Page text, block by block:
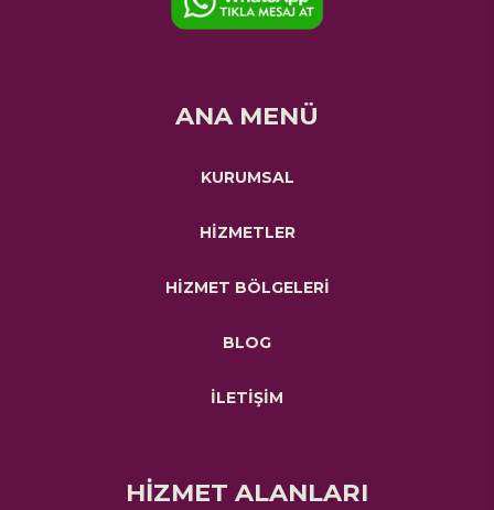
ANA MENÜ
KURUMSAL
HİZMETLER
HİZMET BÖLGELERİ
BLOG
İLETİŞİM
HİZMET ALANLARI